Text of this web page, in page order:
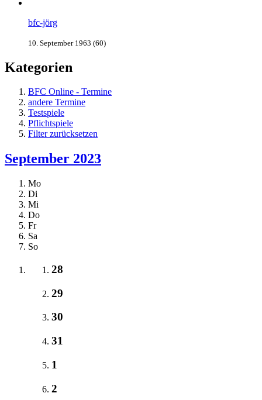
bfc-jörg
10. September 1963 (60)
Kategorien
BFC Online - Termine
andere Termine
Testspiele
Pflichtspiele
Filter zurücksetzen
September 2023
Mo
Di
Mi
Do
Fr
Sa
So
28
29
30
31
1
2